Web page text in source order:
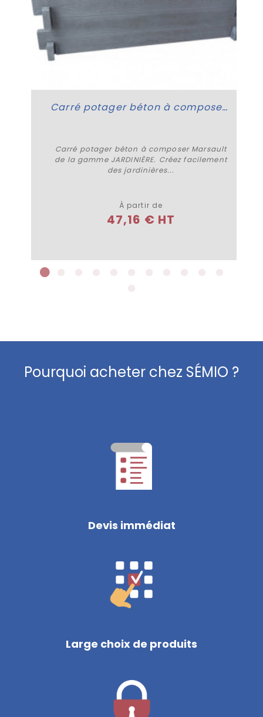
Carré potager béton à composer Marsault
Carré potager béton à composer Marsault
de la gamme JARDINIÈRE. Créez facilement
des jardinières...
À partir de
47,16 € HT
Pourquoi acheter chez SÉMIO ?
Devis immédiat
Large choix de produits